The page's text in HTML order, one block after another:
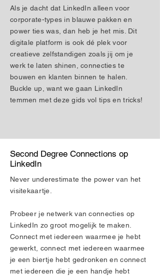
Als je dacht dat LinkedIn alleen voor
corporate-types in blauwe pakken en
power ties was, dan heb je het mis. Dit
digitale platform is ook dé plek voor
creatieve zelfstandigen zoals jij om je
werk te laten shinen, connecties te
bouwen en klanten binnen te halen.
Buckle up, want we gaan LinkedIn
temmen met deze gids vol tips en tricks!
Second Degree Connections op
LinkedIn
Never underestimate the power van het
visitekaartje.
Probeer je netwerk van connecties op
LinkedIn zo groot mogelijk te maken.
Connect met iedereen waarmee je hebt
gewerkt, connect met iedereen waarmee
je een biertje hebt gedronken en connect
met iedereen die je een handje hebt